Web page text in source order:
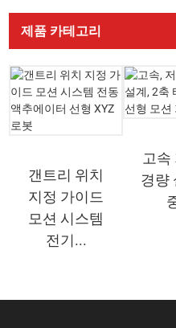
제품 카테고리
갠트리 위치
지정 가이드
모션 시스템
전기...
고속
경량